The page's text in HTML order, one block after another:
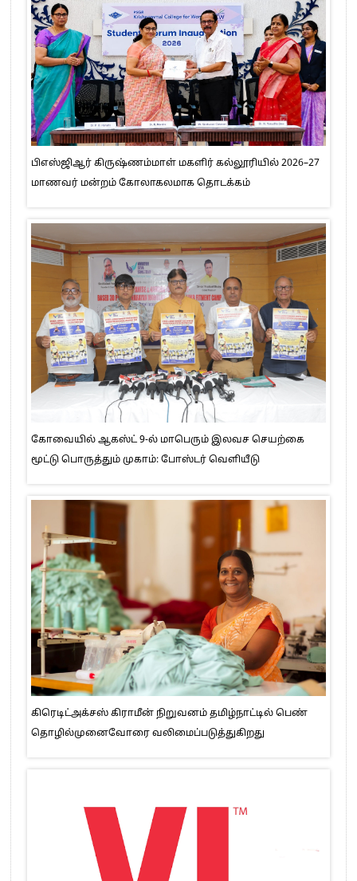
பிஎஸ்ஜிஆர் கிருஷ்ணம்மாள் மகளிர் கல்லூரியில் 2026–27
மாணவர் மன்றம் கோலாகலமாக தொடக்கம்
கோவையில் ஆகஸ்ட் 9-ல் மாபெரும் இலவச செயற்கை
மூட்டு பொருத்தும் முகாம்: போஸ்டர் வெளியீடு
கிரெடிட்அக்சஸ் கிராமீன் நிறுவனம் தமிழ்நாட்டில் பெண்
தொழில்முனைவோரை வலிமைப்படுத்துகிறது